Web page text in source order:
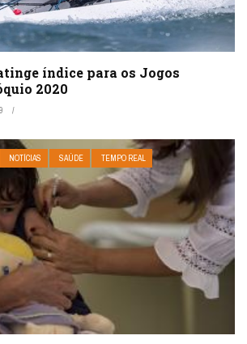
índice para os Jogos
2020
NOTÍCIAS SAÚDE TEMPO REAL